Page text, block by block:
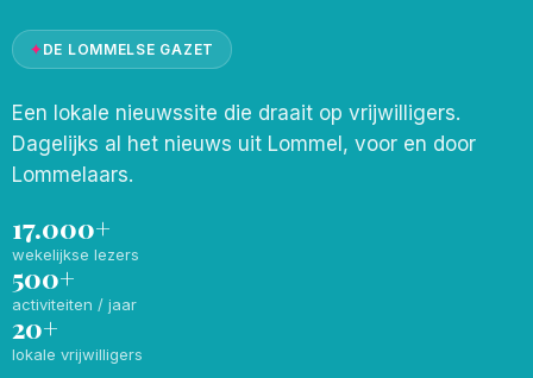
✦DE LOMMELSE GAZET
Een lokale nieuwssite die draait op vrijwilligers.
Dagelijks al het nieuws uit Lommel, voor en door
Lommelaars.
17.000+
wekelijkse lezers
500+
activiteiten / jaar
20+
lokale vrijwilligers